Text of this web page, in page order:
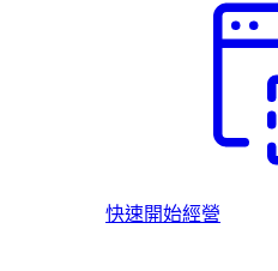
快速開始經營